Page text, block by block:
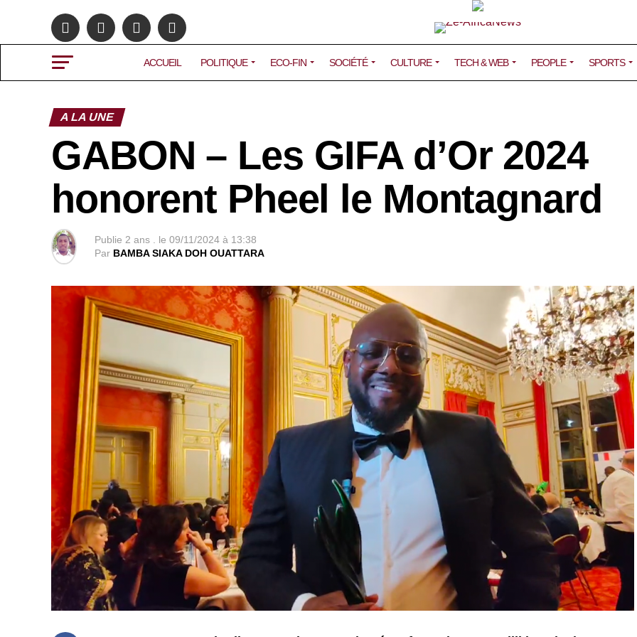
ACCUEIL POLITIQUE ECO-FIN SOCIÉTÉ CULTURE TECH & WEB PEOPLE SPORTS
A LA UNE
GABON – Les GIFA d’Or 2024
honorent Pheel le Montagnard
Publie 2 ans . le 09/11/2024 à 13:38
Par BAMBA SIAKA DOH OUATTARA